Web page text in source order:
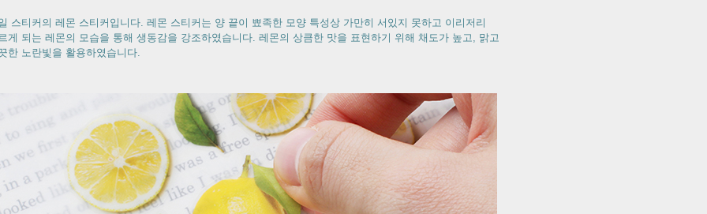
스티커의 레몬 스티커입니다. 레몬 스티커는 양 끝이 뾰족한 모양 특성상 가만히 서있지 못하고 이리저리
게 되는 레몬의 모습을 통해 생동감을 강조하였습니다. 레몬의 상큼한 맛을 표현하기 위해 채도가 높고, 맑고
한 노란빛을 활용하였습니다.